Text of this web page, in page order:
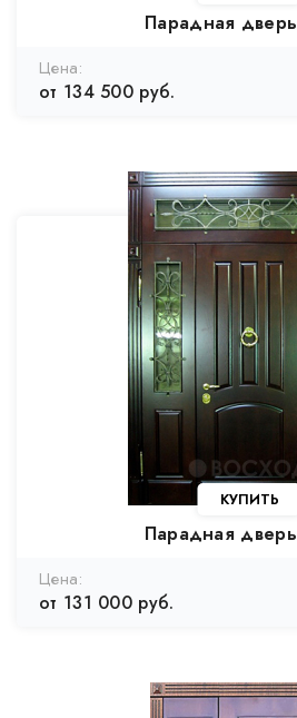
Парадная
от 134 500 руб.
КУПИТЬ
Парадная
от 131 000 руб.